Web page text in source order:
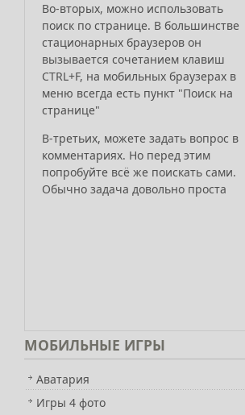
Во-вторых, можно использовать
поиск по странице. В большинстве
стационарных браузеров он
вызывается сочетанием клавиш
CTRL+F, на мобильных браузерах в
меню всегда есть пункт "Поиск на
странице"
В-третьих, можете задать вопрос в
комментариях. Но перед этим
попробуйте всё же поискать сами.
Обычно задача довольно проста
МОБИЛЬНЫЕ ИГРЫ
Аватария
Игры 4 фото